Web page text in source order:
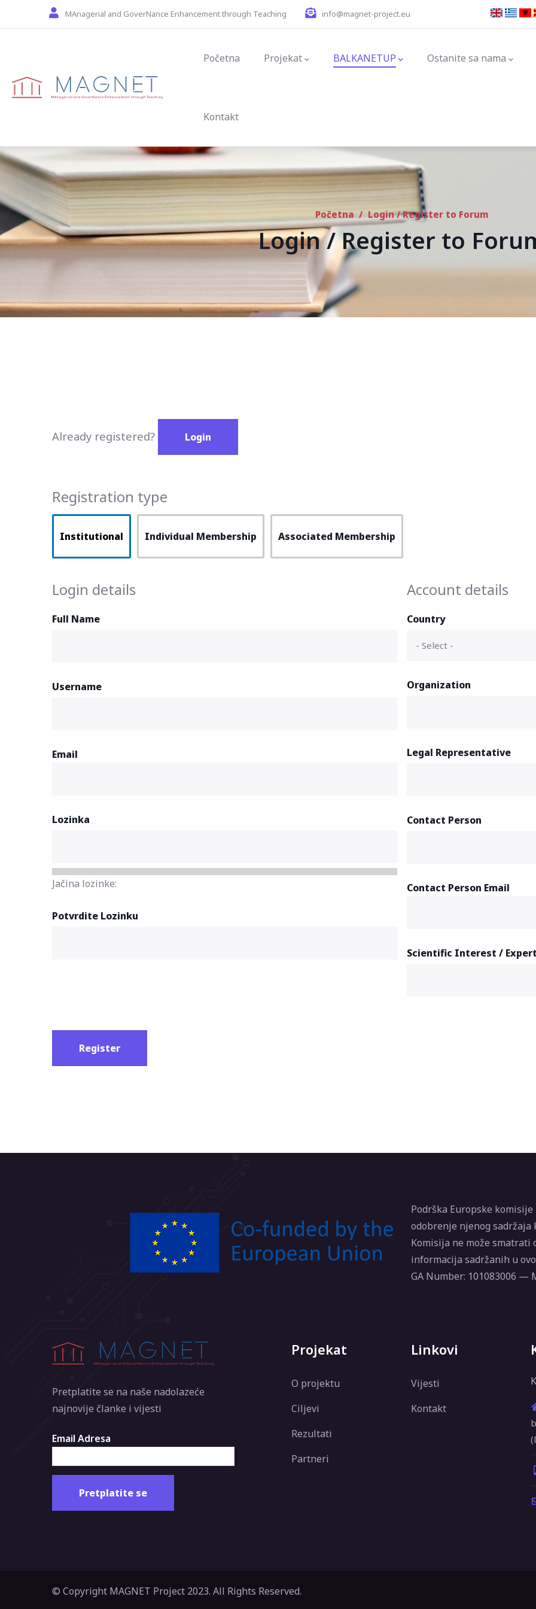
Skip to main contentMAnagerial and GoverNance Enhancement through Teaching info@magnet-project.eu
Početna Projekat BALKANETUP Ostanite sa nama
Kontakt
Početna / Login / Register to Forum
Login / Register to
Already registered? Login
Registration type
Institutional Individual Membership Associated Membership
Login details
Full Name
Username
Email
Lozinka
Jačina lozinke:
Potvrdite Lozinku
Account details
Country
Organization
Legal Representative
Contact Person
Contact Person Email
Scientific Interest /
Podrška Europske
odobrenje njenog sadržaja
Komisija ne može
informacija sadržanih u
GA Number: 101083006 —
Pretplatite se na naše nadolazeće
najnovije članke i vijesti
Email Adresa
Projekat
O projektu
Ciljevi
Rezultati
Partneri
Linkovi
Vijesti
Kontakt
© Copyright MAGNET Project 2023. All Rights Reserved.